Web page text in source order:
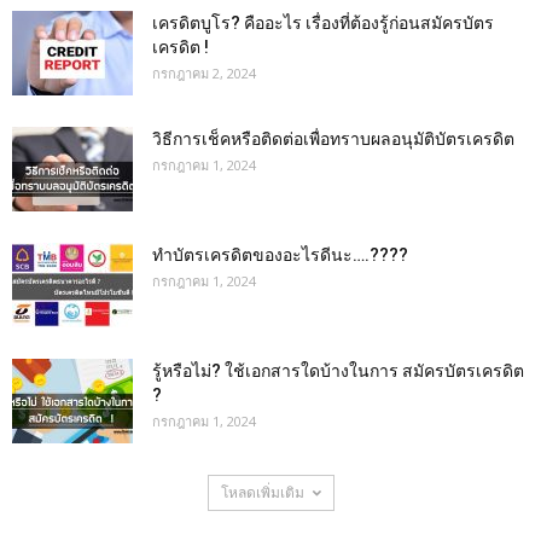
เครดิตบูโร? คืออะไร เรื่องที่ต้องรู้ก่อนสมัครบัตร
เครดิต !
กรกฎาคม 2, 2024
วิธีการเช็คหรือติดต่อเพื่อทราบผลอนุมัติบัตรเครดิต
กรกฎาคม 1, 2024
ทําบัตรเครดิตของอะไรดีนะ….????
กรกฎาคม 1, 2024
รู้หรือไม่? ใช้เอกสารใดบ้างในการ สมัครบัตรเครดิต
?
กรกฎาคม 1, 2024
โหลดเพิ่มเติม